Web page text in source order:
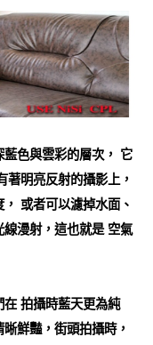
色與雲彩的層次， 它
著明亮反射的攝影上，
或者可以濾掉水面、
漫射，這也就是 空氣
拍攝時藍天更為純
鮮豔，街頭拍攝時，